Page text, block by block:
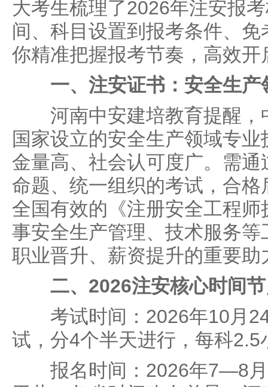
大考生梳理了2026年注安报
间、科目设置到报考条件、
你精准把握报考节奏，高效开
一、 注安证书：安全生
河南中安建培教育提醒，
国家设立的安全生产领域专
金量高、社会认可度广。需
命题、统一组织的考试，合
全国有效的《注册安全工程
事安全生产管理、技术服务
职业晋升、薪资提升的重要助
二、2026注安核心时间
考试时间：2026年10月
试，分4个半天进行，每科2.5
报名时间：2026年7—8月